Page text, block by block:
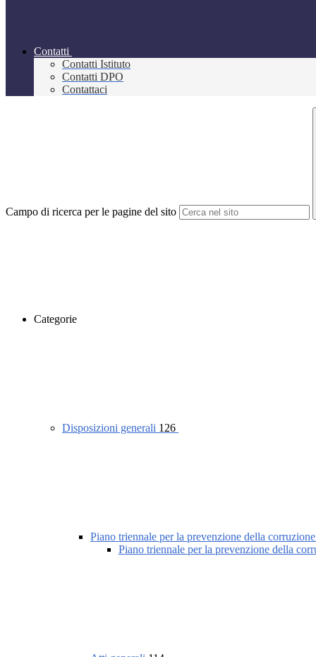
Contatti
Contatti Istituto
Contatti DPO
Contattaci
Campo di ricerca per le pagine del sito
Categorie
Disposizioni generali 126
Piano triennale per la prevenzione della
Piano triennale per la prevenzione della